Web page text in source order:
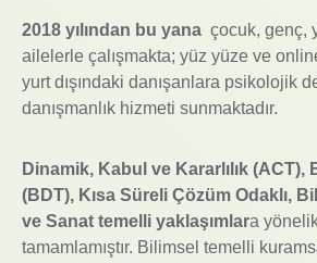
2018 yılından bu yana çocuk, genç,
ailelerle çalışmakta; yüz yüze ve
yurt dışındaki danışanlara psikolojik
danışmanlık hizmeti sunmaktadır.
Dinamik, Kabul ve Kararlılık (ACT),
(BDT), Kısa Süreli Çözüm Odaklı,
ve Sanat temelli yaklaşımlara
tamamlamıştır. Bilimsel temelli